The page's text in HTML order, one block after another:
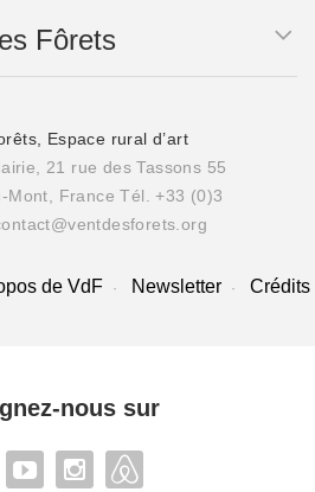
Fôrets
Espace rural d’art
21 rue des Tassons 55
Mont, France Tél. +33 (0)3
de VdF Newsletter Crédits
nous sur